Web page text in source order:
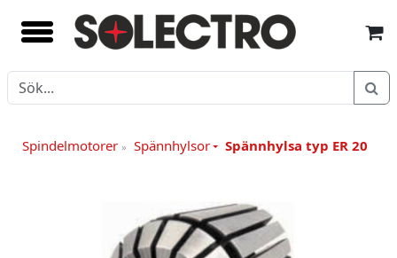
Spindelmotorer» Spännhylsor Spännhylsa typ ER 20